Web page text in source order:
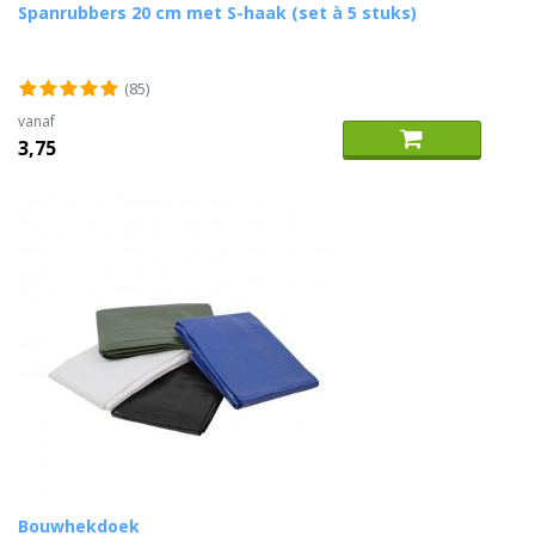
Spanrubbers 20 cm met S-haak (set à 5 stuks)
(85)
vanaf
3,75
Bouwhekdoek